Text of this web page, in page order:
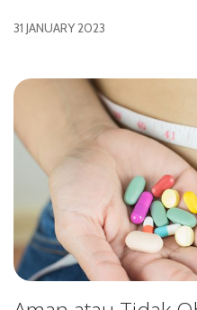
31 JANUARY 2023